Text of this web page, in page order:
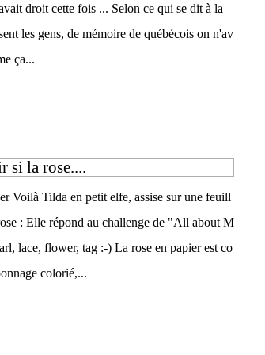
droit cette fois ... Selon ce qui se dit à la
les gens, de mémoire de québécois on n'av
ça...
si la rose....
Voilà Tilda en petit elfe, assise sur une feuill
: Elle répond au challenge de "All about M
lace, flower, tag :-) La rose en papier est co
colorié,...